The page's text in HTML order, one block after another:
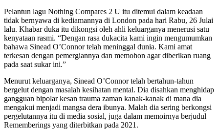
Pelantun lagu Nothing Compares 2 U itu ditemui dalam keadaan
tidak bernyawa di kediamannya di London pada hari Rabu, 26 Julai
lalu. Khabar duka itu dikongsi oleh ahli keluarganya menerusi satu
kenyataan rasmi. “Dengan rasa dukacita kami ingin mengumumkan
bahawa Sinead O’Connor telah meninggal dunia. Kami amat
terkesan dengan pemergiannya dan memohon agar diberikan ruang
pada saat sukar ini.”
Menurut keluarganya, Sinead O’Connor telah bertahun-tahun
bergelut dengan masalah kesihatan mental. Dia disahkan menghidap
gangguan bipolar kesan trauma zaman kanak-kanak di mana dia
mengakui menjadi mangsa dera ibunya. Malah dia sering berkongsi
pergelutannya itu di media sosial, juga dalam memoirnya berjudul
Rememberings yang diterbitkan pada 2021.